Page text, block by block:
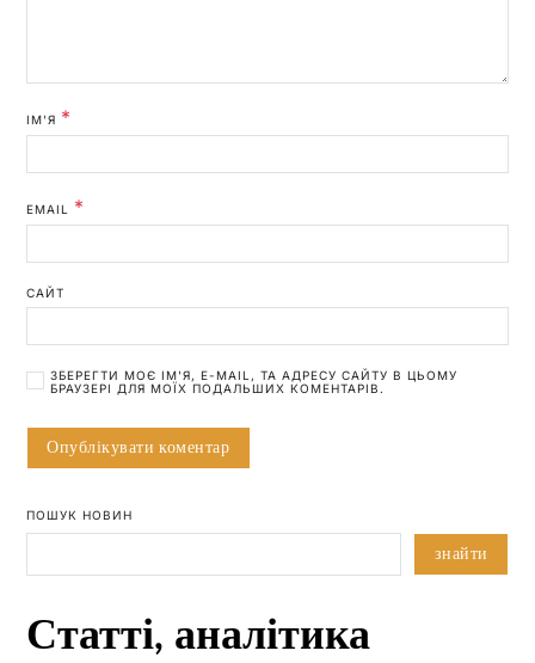
ІМ'Я *
EMAIL *
САЙТ
ЗБЕРЕГТИ МОЄ ІМ'Я, E-MAIL, ТА АДРЕСУ САЙТУ В ЦЬОМУ
БРАУЗЕРІ ДЛЯ МОЇХ ПОДАЛЬШИХ КОМЕНТАРІВ.
ПОШУК НОВИН
знайти
Статті, аналітика